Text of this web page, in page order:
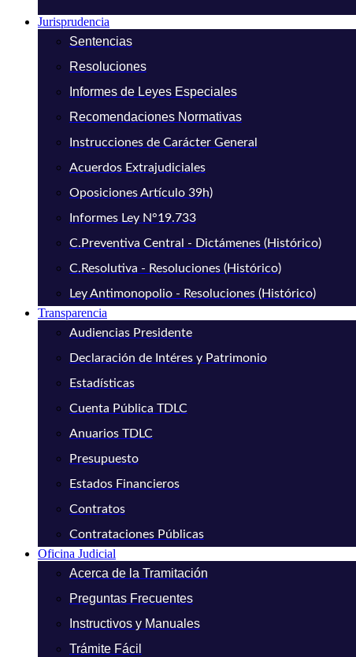
Jurisprudencia
Sentencias
Resoluciones
Informes de Leyes Especiales
Recomendaciones Normativas
Instrucciones de Carácter General
Acuerdos Extrajudiciales
Oposiciones Artículo 39h)
Informes Ley N°19.733
C.Preventiva Central - Dictámenes (Histórico)
C.Resolutiva - Resoluciones (Histórico)
Ley Antimonopolio - Resoluciones (Histórico)
Transparencia
Audiencias Presidente
Declaración de Intéres y Patrimonio
Estadísticas
Cuenta Pública TDLC
Anuarios TDLC
Presupuesto
Estados Financieros
Contratos
Contrataciones Públicas
Oficina Judicial
Acerca de la Tramitación
Preguntas Frecuentes
Instructivos y Manuales
Trámite Fácil